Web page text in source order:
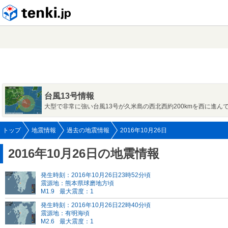
台風13号情報
大型で非常に強い台風13号が久米島の西北西約200kmを西に進ん
トップ 地震情報 過去の地震情報 2016年10月26日
2016年10月26日の地震情報
発生時刻：2016年10月26日23時52分頃
震源地：熊本県球磨地方頃
M1.9
最大震度：1
発生時刻：2016年10月26日22時40分頃
震源地：有明海頃
M2.6
最大震度：1